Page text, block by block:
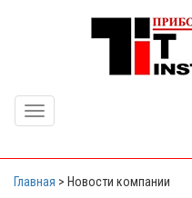
Toggle
Главная > Новости компании